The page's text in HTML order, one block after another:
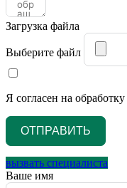
Загрузка файла
Выберите файл
Я согласен на обработку
ОТПРАВИТЬ
вызвать специалиста
Ваше имя